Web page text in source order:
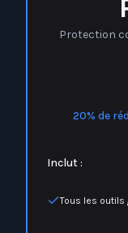
Protection
20% de
Inclut :
Tous les outils